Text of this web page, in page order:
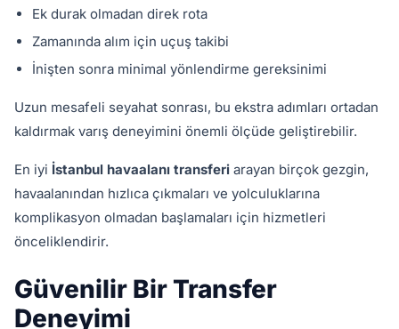
Ek durak olmadan direk rota
Zamanında alım için uçuş takibi
İnişten sonra minimal yönlendirme gereksinimi
Uzun mesafeli seyahat sonrası, bu ekstra adımları ortadan
kaldırmak varış deneyimini önemli ölçüde geliştirebilir.
En iyi İstanbul havaalanı transferi arayan birçok gezgin,
havaalanından hızlıca çıkmaları ve yolculuklarına
komplikasyon olmadan başlamaları için hizmetleri
önceliklendirir.
Güvenilir Bir Transfer
Deneyimi